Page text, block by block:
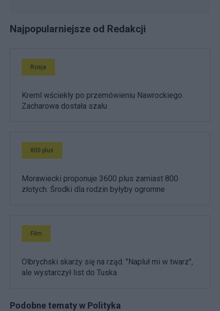
Najpopularniejsze od Redakcji
Rosja
Kreml wściekły po przemówieniu Nawrockiego.
Zacharowa dostała szału
800 plus
Morawiecki proponuje 3600 plus zamiast 800
złotych. Środki dla rodzin byłyby ogromne
Film
Olbrychski skarży się na rząd. "Napluł mi w twarz",
ale wystarczył list do Tuska
Podobne tematy w Polityka